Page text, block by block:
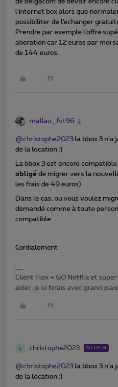
de belgacom de devoir encore
l’internet box alors que
possibiliter de l’echanger
Prendre par exemple l’offre
aberation car 12 euros par moi
de 144 euros.
mallau_fvt96
@christophe2023 la bbox 3 n’a
de la location :)
La bbox 3 est encore
obligé de migrer vers la
les frais de 49 euros)
Dans le cas, ou vous voulez
demandé comme à toute
compatible
Cordialement
Client Flex + GO Netflix et
aider, je le ferais avec grand
C christophe2023 AUTEUR
@christophe2023 la bbox 3 n’a
de la location :)